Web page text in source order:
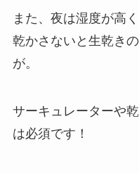
また、夜は湿度が高
乾かさないと生乾き
が。
サーキュレーターや
は必須です！